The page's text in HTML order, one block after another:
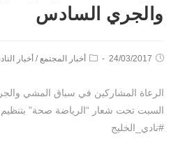
والجري السادس
24/03/2017 أخبار المجتمع / أخبار
الرعاة المشاركين في سباق المشي
السبت تحت شعار “الرياضة صحة” بتنظيم
#نادي_الخليج